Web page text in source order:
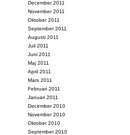
December 2011
November 2011
Oktober 2011
September 2011
Augusti 2011
Juli 2011
Juni 2011
Maj 2011
April 2011
Mars 2011
Februari 2011
Januari 2011
December 2010
November 2010
Oktober 2010
September 2010